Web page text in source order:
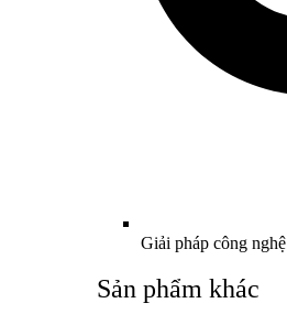
Giải pháp công nghệ
Sản phẩm khác